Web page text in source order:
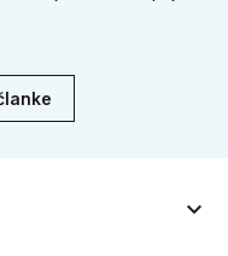
kvaku s kuglom za
